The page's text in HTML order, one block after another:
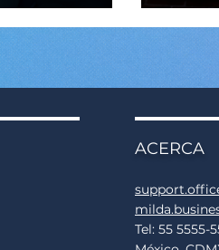
ACERCA
Tel: 55 5555-